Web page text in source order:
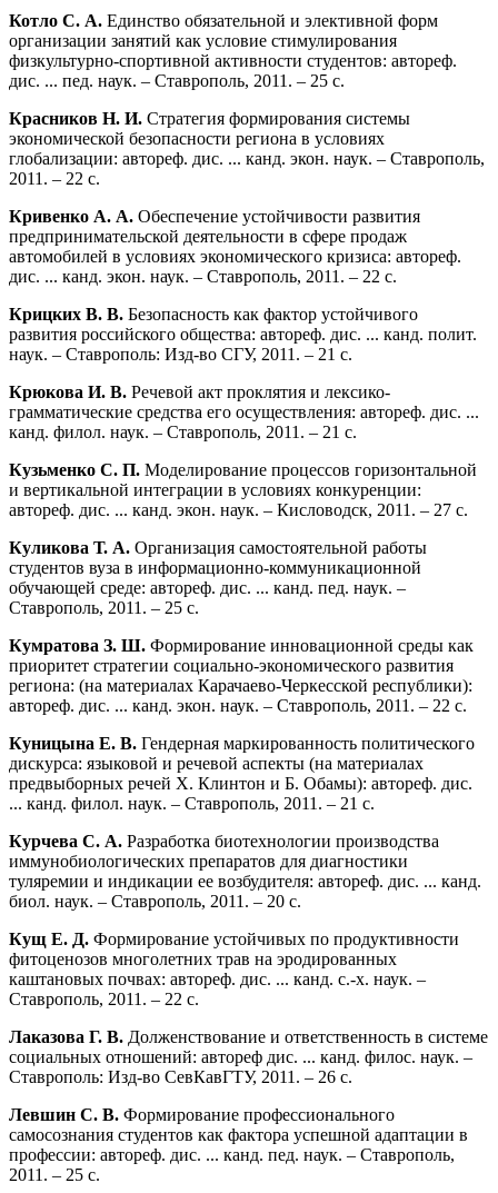
Котло С. А. Единство обязательной и элективной форм
организации занятий как условие стимулирования
физкультурно-спортивной активности студентов: автореф.
дис. ... пед. наук. – Ставрополь, 2011. – 25 с.
Красников Н. И. Стратегия формирования системы
экономической безопасности региона в условиях
глобализации: автореф. дис. ... канд. экон. наук. – Ставрополь,
2011. – 22 с.
Кривенко А. А. Обеспечение устойчивости развития
предпринимательской деятельности в сфере продаж
автомобилей в условиях экономического кризиса: автореф.
дис. ... канд. экон. наук. – Ставрополь, 2011. – 22 с.
Крицких В. В. Безопасность как фактор устойчивого
развития российского общества: автореф. дис. ... канд. полит.
наук. – Ставрополь: Изд-во СГУ, 2011. – 21 с.
Крюкова И. В. Речевой акт проклятия и лексико-
грамматические средства его осуществления: автореф. дис. ...
канд. филол. наук. – Ставрополь, 2011. – 21 с.
Кузьменко С. П. Моделирование процессов горизонтальной
и вертикальной интеграции в условиях конкуренции:
автореф. дис. ... канд. экон. наук. – Кисловодск, 2011. – 27 с.
Куликова Т. А. Организация самостоятельной работы
студентов вуза в информационно-коммуникационной
обучающей среде: автореф. дис. ... канд. пед. наук. –
Ставрополь, 2011. – 25 с.
Кумратова З. Ш. Формирование инновационной среды как
приоритет стратегии социально-экономического развития
региона: (на материалах Карачаево-Черкесской республики):
автореф. дис. ... канд. экон. наук. – Ставрополь, 2011. – 22 с.
Куницына Е. В. Гендерная маркированность политического
дискурса: языковой и речевой аспекты (на материалах
предвыборных речей Х. Клинтон и Б. Обамы): автореф. дис.
... канд. филол. наук. – Ставрополь, 2011. – 21 с.
Курчева С. А. Разработка биотехнологии производства
иммунобиологических препаратов для диагностики
туляремии и индикации ее возбудителя: автореф. дис. ... канд.
биол. наук. – Ставрополь, 2011. – 20 с.
Кущ Е. Д. Формирование устойчивых по продуктивности
фитоценозов многолетних трав на эродированных
каштановых почвах: автореф. дис. ... канд. с.-х. наук. –
Ставрополь, 2011. – 22 с.
Лаказова Г. В. Долженствование и ответственность в системе
социальных отношений: автореф дис. ... канд. филос. наук. –
Ставрополь: Изд-во СевКавГТУ, 2011. – 26 с.
Левшин С. В. Формирование профессионального
самосознания студентов как фактора успешной адаптации в
профессии: автореф. дис. ... канд. пед. наук. – Ставрополь,
2011. – 25 с.